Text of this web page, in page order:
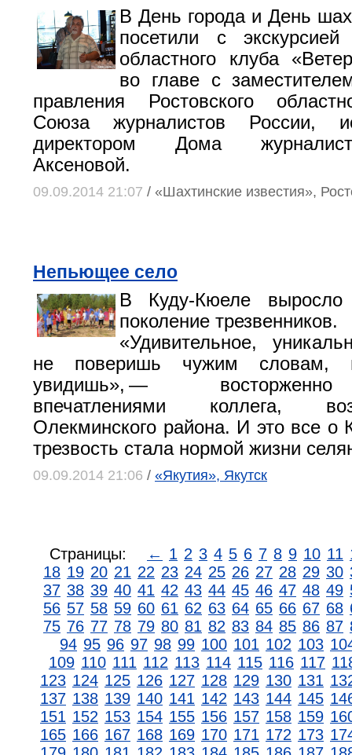
В День города и День
посетили с экскурсией
областного клуба
во главе с
правления Ростовского
Союза журналистов России,
директором Дома
Аксеновой.
09.09.2014 21:07 / «Шахтинские известия»,
Непьющее село
В Куду-Кюеле
поколение трезвенников.
«Удивительное,
не поверишь чужим словам,
увидишь», —
впечатлениями коллега,
Олекминского района. И это все о
трезвость стала нормой жизни
09.09.2014 21:06 / «Якутия», Якутск
Страницы: ← 1 2 3 4 5 6 7 8 9 10 11
18 19 20 21 22 23 24 25 26 27 28 29 30
37 38 39 40 41 42 43 44 45 46 47 48 49
56 57 58 59 60 61 62 63 64 65 66 67 68
75 76 77 78 79 80 81 82 83 84 85 86 87
94 95 96 97 98 99 100 101 102 103
109 110 111 112 113 114 115 116 117
123 124 125 126 127 128 129 130 131
137 138 139 140 141 142 143 144 145
151 152 153 154 155 156 157 158 159
165 166 167 168 169 170 171 172 173